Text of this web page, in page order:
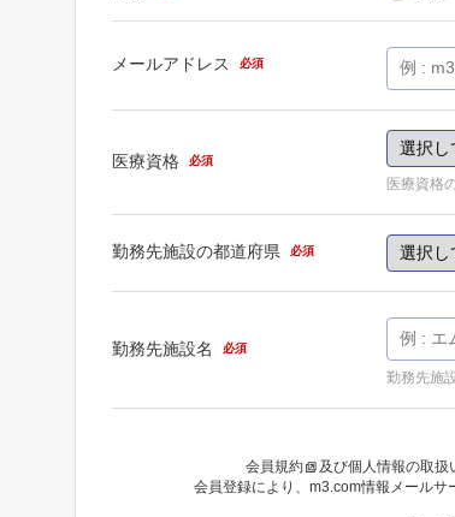
メールアドレス 必須
医療資格 必須
医療資格
勤務先施設の都道府県 必須
勤務先施設名 必須
勤務先施
会員規約 及び個人情報の取扱
会員登録により、 m3.com情報メールサ